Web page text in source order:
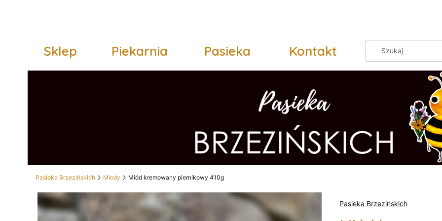
Sklep Piekarnia Pasieka Kontakt
Pasieka Brzezińskich Miody Miód kremowany piernikowy 410g
Pasieka Brzezińskich